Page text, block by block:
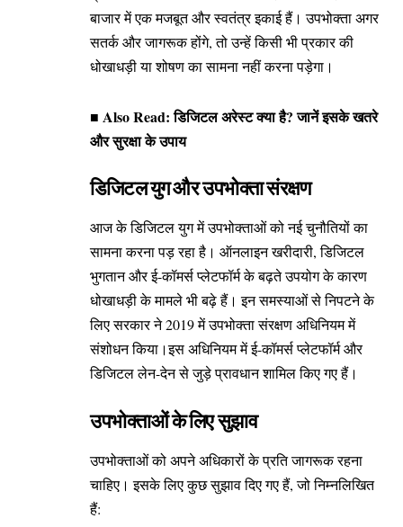
बाजार में एक मजबूत और स्वतंत्र इकाई हैं। उपभोक्ता अगर
सतर्क और जागरूक होंगे, तो उन्हें किसी भी प्रकार की
धोखाधड़ी या शोषण का सामना नहीं करना पड़ेगा।
■ Also Read:डिजिटल अरेस्ट क्या है? जानें इसके खतरे
और सुरक्षा के उपाय
डिजिटल युग और उपभोक्ता संरक्षण
आज के डिजिटल युग में उपभोक्ताओं को नई चुनौतियों का
सामना करना पड़ रहा है। ऑनलाइन खरीदारी, डिजिटल
भुगतान और ई-कॉमर्स प्लेटफॉर्म के बढ़ते उपयोग के कारण
धोखाधड़ी के मामले भी बढ़े हैं। इन समस्याओं से निपटने के
लिए सरकार ने 2019 में उपभोक्ता संरक्षण अधिनियम में
संशोधन किया।इस अधिनियम में ई-कॉमर्स प्लेटफॉर्म और
डिजिटल लेन-देन से जुड़े प्रावधान शामिल किए गए हैं।
उपभोक्ताओं के लिए सुझाव
उपभोक्ताओं को अपने अधिकारों के प्रति जागरूक रहना
चाहिए। इसके लिए कुछ सुझाव दिए गए हैं, जो निम्नलिखित
हैं: